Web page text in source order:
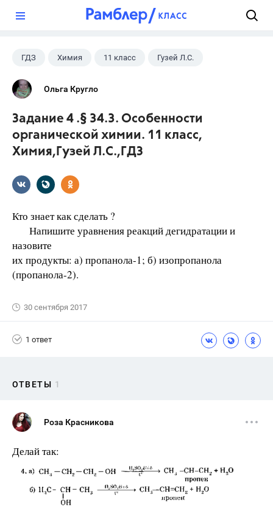
ГДЗ Химия 11 класс Гузей Л.С.
Ольга Кругло
Задание 4 .§ 34.3. Особенности
органической химии. 11 класс,
Химия,Гузей Л.С.,ГДЗ
Кто знает как сделать ?
Напишите уравнения реакций дегидратации и
назовите
их продукты: а) пропанола-1; б) изопропанола
(пропанола-2).
30 сентября 2017
1 ответ
ОТВЕТЫ 1
Роза Красникова
Делай так: